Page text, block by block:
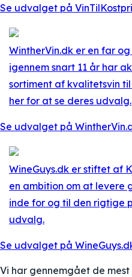
Se udvalget på
WintherVin.dk er en far
igennem snart 11 år har
sortiment af kvalitetsvin
her for at se deres udvalg.
Se udvalget på
WineGuys.dk er stiftet af
en ambition om at levere
inde for og til den rigtige
udvalg.
Se udvalget på
Vi har gennemgået de